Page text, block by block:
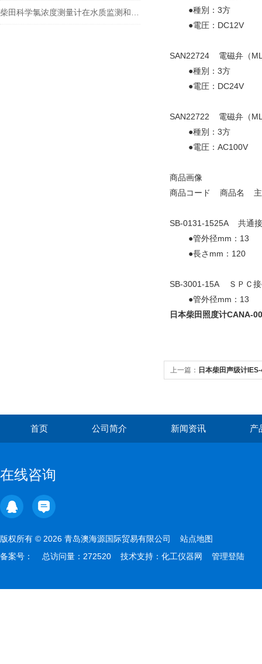
●種別：3方
●電圧：DC12V
SAN22724 電磁弁（
●種別：3方
●電圧：DC24V
SAN22722 電磁弁（
●種別：3方
●電圧：AC100V
商品画像
商品コード 商品名 主
SB-0131-1525A 共通
●管外径mm：13
●長さmm：120
SB-3001-15A ＳＰＣ
●管外径mm：13
日本柴田照度计CANA-
上一篇： 日本柴田声级计
首页 公司简介 新闻资讯 产
在线咨询
版权所有 © 2026 青岛澳海源国际贸易有限公司 站点地图
备案号：
总访问量：272520 技术支持： 化工仪器网 管理登陆